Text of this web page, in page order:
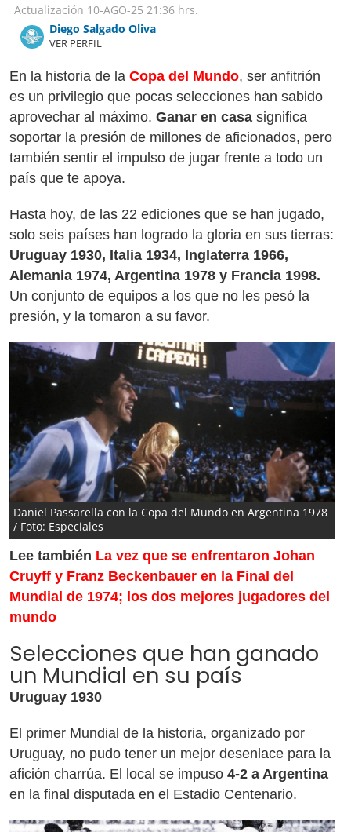
Actualización 10-AGO-25 21:36 hrs.
Diego Salgado Oliva
VER PERFIL
En la historia de la Copa del Mundo, ser anfitrión
es un privilegio que pocas selecciones han sabido
aprovechar al máximo. Ganar en casa significa
soportar la presión de millones de aficionados, pero
también sentir el impulso de jugar frente a todo un
país que te apoya.
Hasta hoy, de las 22 ediciones que se han jugado,
solo seis países han logrado la gloria en sus tierras:
Uruguay 1930, Italia 1934, Inglaterra 1966,
Alemania 1974, Argentina 1978 y Francia 1998.
Un conjunto de equipos a los que no les pesó la
presión, y la tomaron a su favor.
Daniel Passarella con la Copa del Mundo en Argentina 1978
/ Foto: Especiales
Lee también La vez que se enfrentaron Johan
Cruyff y Franz Beckenbauer en la Final del
Mundial de 1974; los dos mejores jugadores del
mundo
Selecciones que han ganado
un Mundial en su país
Uruguay 1930
El primer Mundial de la historia, organizado por
Uruguay, no pudo tener un mejor desenlace para la
afición charrúa. El local se impuso 4-2 a Argentina
en la final disputada en el Estadio Centenario.